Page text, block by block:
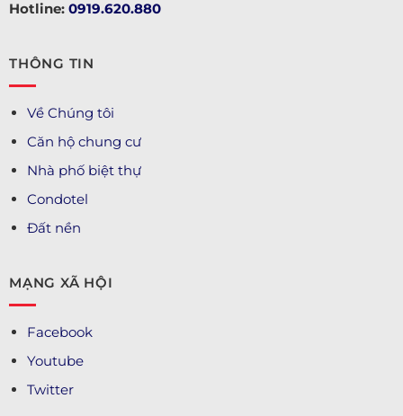
Hotline: 0919.620.880
THÔNG TIN
Về Chúng tôi
Căn hộ chung cư
Nhà phố biệt thự
Condotel
Đất nền
MẠNG XÃ HỘI
Facebook
Youtube
Twitter